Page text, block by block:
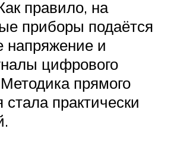
правило, на
приборы подаётся
напряжение и
цифрового
прямого
практически